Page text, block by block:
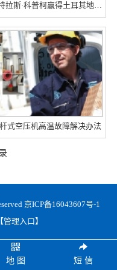
阿特拉斯·科普柯赢得土耳其地热发电厂的订单
式空压机高温故障解决办法
京ICP备16043607号-1
【管理入口】
地 图 短 信